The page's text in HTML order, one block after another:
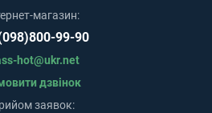
магазин:
99-90
hot@ukr.net
дзвінок
заявок: